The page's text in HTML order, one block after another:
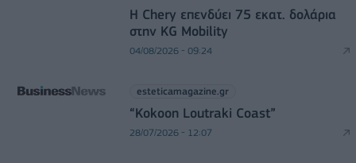
Η Chery επενδύει 75 εκατ. δολάρια
στην KG Mobility
04/08/2026 - 09:24
esteticamagazine.gr
“Kokoon Loutraki Coast”
28/07/2026 - 12:07